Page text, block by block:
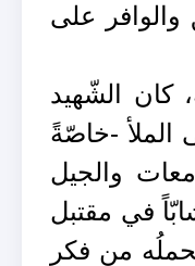
والوافر على
كان الشّهيد
الملأ -خاصّةً
والجيل
في مقتبل
من فكرٍ